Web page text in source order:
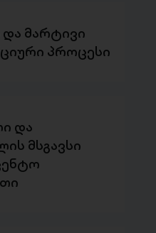
მარტივი
პროცესი
და
მსგავსი